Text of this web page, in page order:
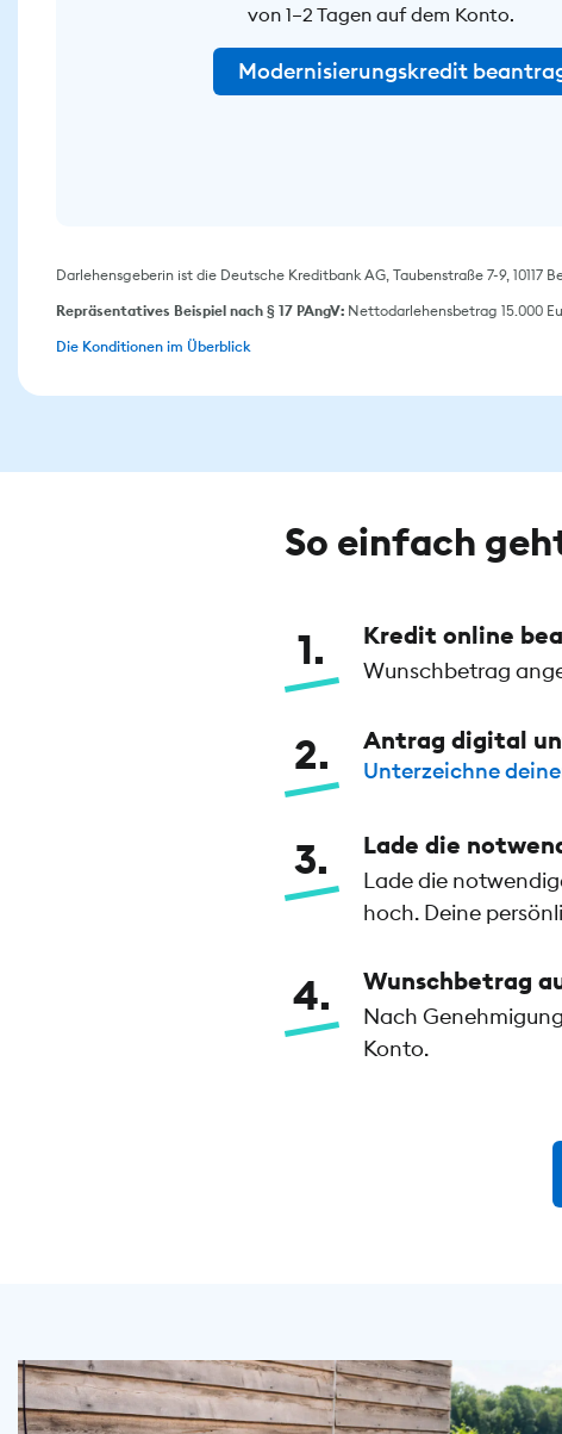
von 1–2 Tagen auf dem Konto.
Modernisierungskredit
Darlehensgeberin ist die Deutsche Kreditbank AG, Taubenstraße 7-9, 10117
Repräsentatives Beispiel nach § 17 PAngV: Nettodarlehensbetrag 15.000
Die Konditionen im Überblick
So einfach
1 Kredit online
Wunschbetrag
2 Antrag digital
Unterzeichne
3 Lade die
Lade die
hoch. Deine
4 Wunschbetrag
Nach
Konto.